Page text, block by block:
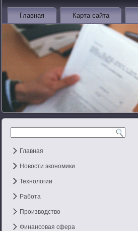
Главная Карта сайта
Главная
Новости экономики
Технологии
Работа
Производство
Финансовая сфера